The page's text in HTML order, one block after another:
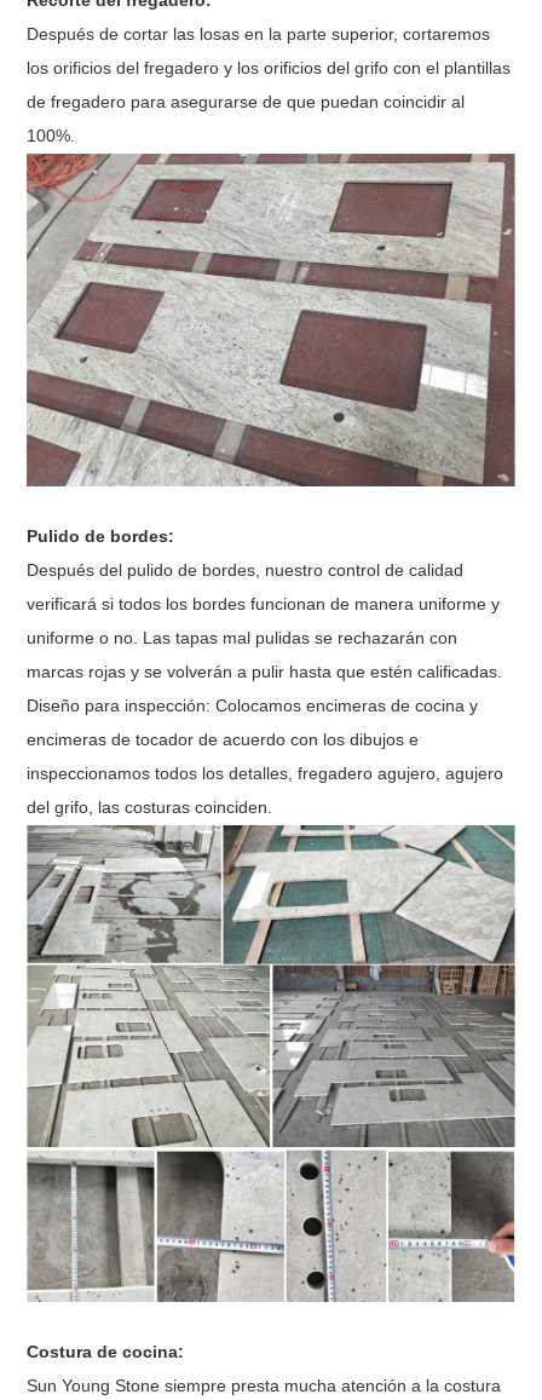
Después de cortar las losas en la parte superior, cortaremos
los orificios del fregadero y los orificios del grifo con el plantillas
de fregadero para asegurarse de que puedan coincidir al
100%.
Pulido de bordes:
Después del pulido de bordes, nuestro control de calidad
verificará si todos los bordes funcionan de manera uniforme y
uniforme o no. Las tapas mal pulidas se rechazarán con
marcas rojas y se volverán a pulir hasta que estén calificadas.
Diseño para inspección:Colocamos encimeras de cocina y
encimeras de tocador de acuerdo con los dibujos e
inspeccionamos todos los detalles, fregaderoagujero, agujero
del grifo, las costuras coinciden.
Costura de cocina:
Sun Young Stone siempre presta mucha atención a la costura